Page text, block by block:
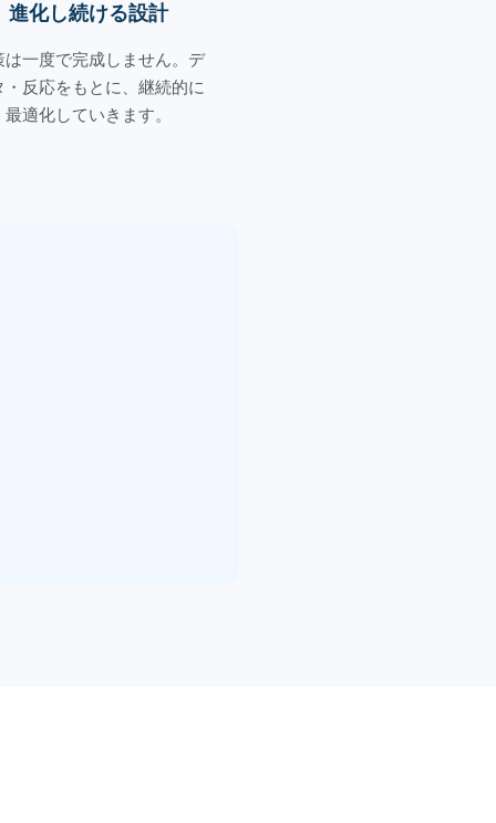
進化し続ける設計
は一度で完成しません。デ
・反応をもとに、継続的に
最適化していきます。